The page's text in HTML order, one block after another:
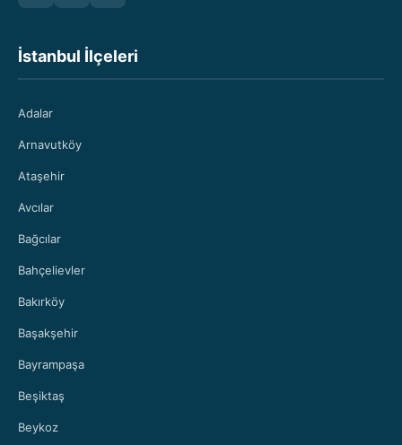
İstanbul İlçeleri
Adalar
Arnavutköy
Ataşehir
Avcılar
Bağcılar
Bahçelievler
Bakırköy
Başakşehir
Bayrampaşa
Beşiktaş
Beykoz